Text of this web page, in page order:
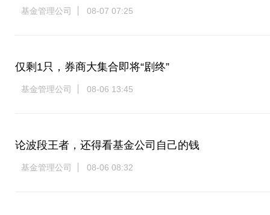
基金管理公司 08-07 07:25
仅剩1只，券商大集合即将“剧终”
基金管理公司 08-06 13:45
论波段王者，还得看基金公司自己的钱
基金管理公司 08-06 08:32